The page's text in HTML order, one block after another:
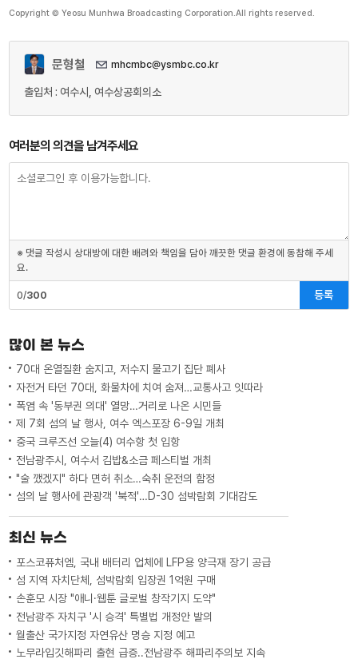
Copyright © Yeosu Munhwa Broadcasting Corporation.All rights reserved.
문형철 mhcmbc@ysmbc.co.kr
출입처 : 여수시, 여수상공회의소
여러분의 의견을 남겨주세요
※ 댓글 작성시 상대방에 대한 배려와 책임을 담아 깨끗한 댓글 환경에 동참해 주세
요.
0/300 등록
많이 본 뉴스
70대 온열질환 숨지고, 저수지 물고기 집단 폐사
자전거 타던 70대, 화물차에 치여 숨져…교통사고 잇따라
폭염 속 '동부권 의대' 열망…거리로 나온 시민들
제 7회 섬의 날 행사, 여수 엑스포장 6-9일 개최
중국 크루즈선 오늘(4) 여수항 첫 입항
전남광주시, 여수서 김밥&소금 페스티벌 개최
"술 깼겠지" 하다 면허 취소…숙취 운전의 함정
섬의 날 행사에 관광객 '북적'…D-30 섬박람회 기대감도
최신 뉴스
포스코퓨처엠, 국내 배터리 업체에 LFP용 양극재 장기 공급
섬 지역 자치단체, 섬박람회 입장권 1억원 구매
손훈모 시장 "애니·웹툰 글로벌 창작기지 도약"
전남광주 자치구 '시 승격' 특별법 개정안 발의
월출산 국가지정 자연유산 명승 지정 예고
노무라입깃해파리 출현 급증..전남광주 해파리주의보 지속